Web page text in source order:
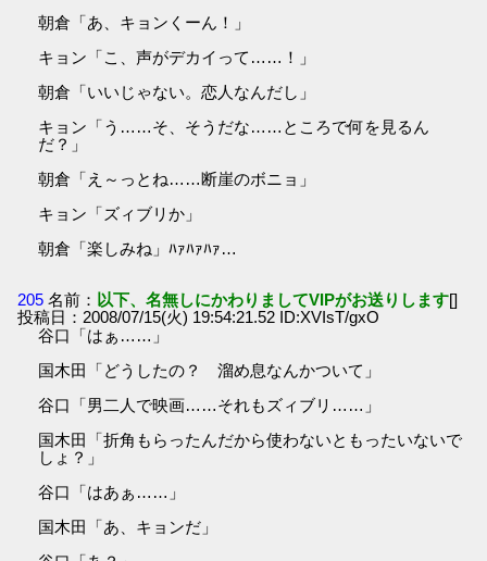
朝倉「あ、キョンくーん！」
キョン「こ、声がデカイって……！」
朝倉「いいじゃない。恋人なんだし」
キョン「う……そ、そうだな……ところで何を見るん
だ？」
朝倉「え～っとね……断崖のボニョ」
キョン「ズィブリか」
朝倉「楽しみね」ﾊｧﾊｧﾊｧ…
205 名前： 以下、名無しにかわりましてVIPがお送りします[]
投稿日：2008/07/15(火) 19:54:21.52 ID:XVIsT/gxO
谷口「はぁ……」
国木田「どうしたの？ 溜め息なんかついて」
谷口「男二人で映画……それもズィブリ……」
国木田「折角もらったんだから使わないともったいないで
しょ？」
谷口「はあぁ……」
国木田「あ、キョンだ」